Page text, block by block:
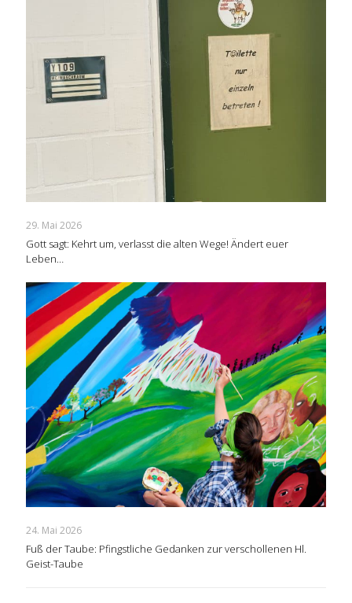
29. Mai 2026
Gott sagt: Kehrt um, verlasst die alten Wege! Ändert euer
Leben…
24. Mai 2026
Fuß der Taube: Pfingstliche Gedanken zur verschollenen Hl.
Geist-Taube